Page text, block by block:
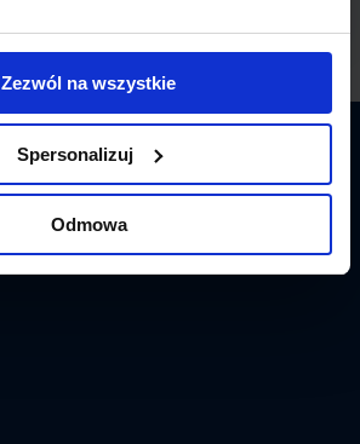
Zezwól na wszystkie
Spersonalizuj
Odmowa